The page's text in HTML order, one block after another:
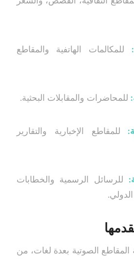
للمكالمات الهاتفية والمقاطع
للمحاضرات والمقابلات البحثية.
للمقاطع الإخبارية والتقارير
للرسائل الرسمية والخطابات
الصوتية بعدة لغات، من